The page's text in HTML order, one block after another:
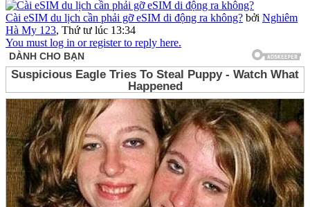
Cài eSIM du lịch cần phải gỡ eSIM di động ra không? bởi Nghiêm
Hà My 123, Thứ tư lúc 13:34
You must log in or register to reply here.